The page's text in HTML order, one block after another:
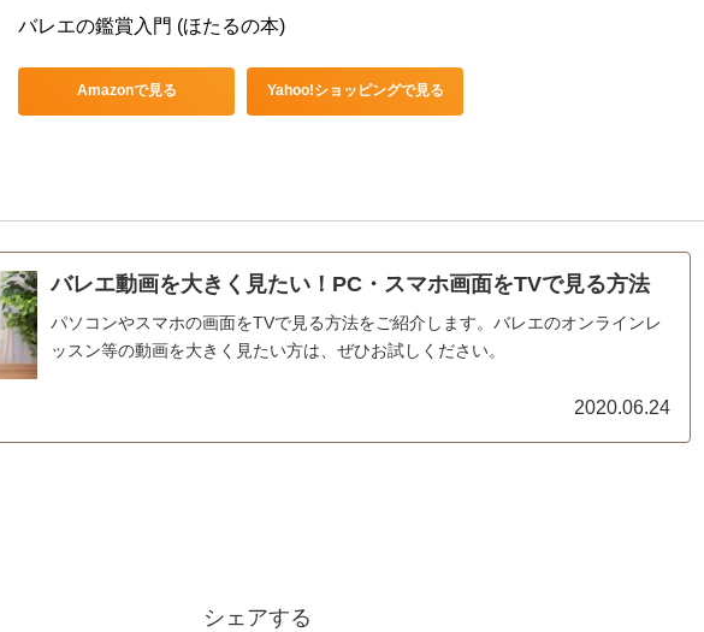
バレエの鑑賞入門 (ほたるの本)
Amazonで見る Yahoo!ショッピングで見る
バレエ動画を大きく見たい！PC・スマホ画面をTVで見る方法
パソコンやスマホの画面をTVで見る方法をご紹介します。バレエのオンラインレ
ッスン等の動画を大きく見たい方は、ぜひお試しください。
2020.06.24
シェアする